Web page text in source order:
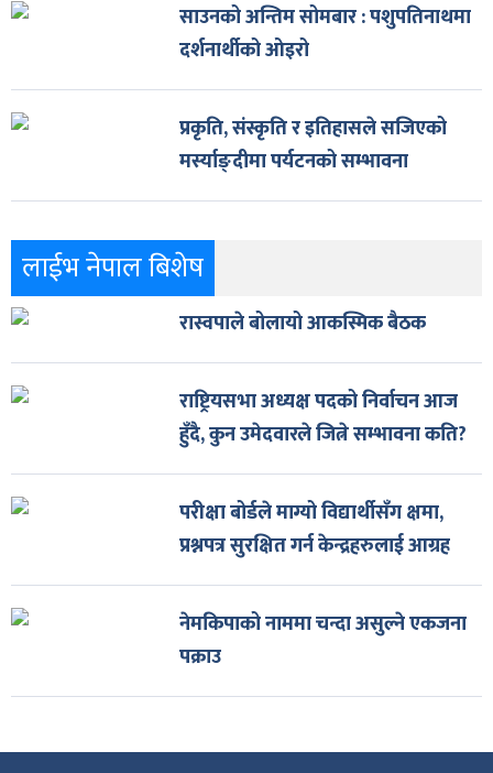
साउनको अन्तिम सोमबार : पशुपतिनाथमा
दर्शनार्थीको ओइरो
प्रकृति, संस्कृति र इतिहासले सजिएको
मर्स्याङ्दीमा पर्यटनको सम्भावना
लाईभ नेपाल बिशेष
रास्वपाले बोलायो आकस्मिक बैठक
राष्ट्रियसभा अध्यक्ष पदको निर्वाचन आज
हुँदै, कुन उमेदवारले जित्ने सम्भावना कति?
परीक्षा बोर्डले माग्यो विद्यार्थीसँग क्षमा,
प्रश्नपत्र सुरक्षित गर्न केन्द्रहरुलाई आग्रह
नेमकिपाको नाममा चन्दा असुल्ने एकजना
पक्राउ